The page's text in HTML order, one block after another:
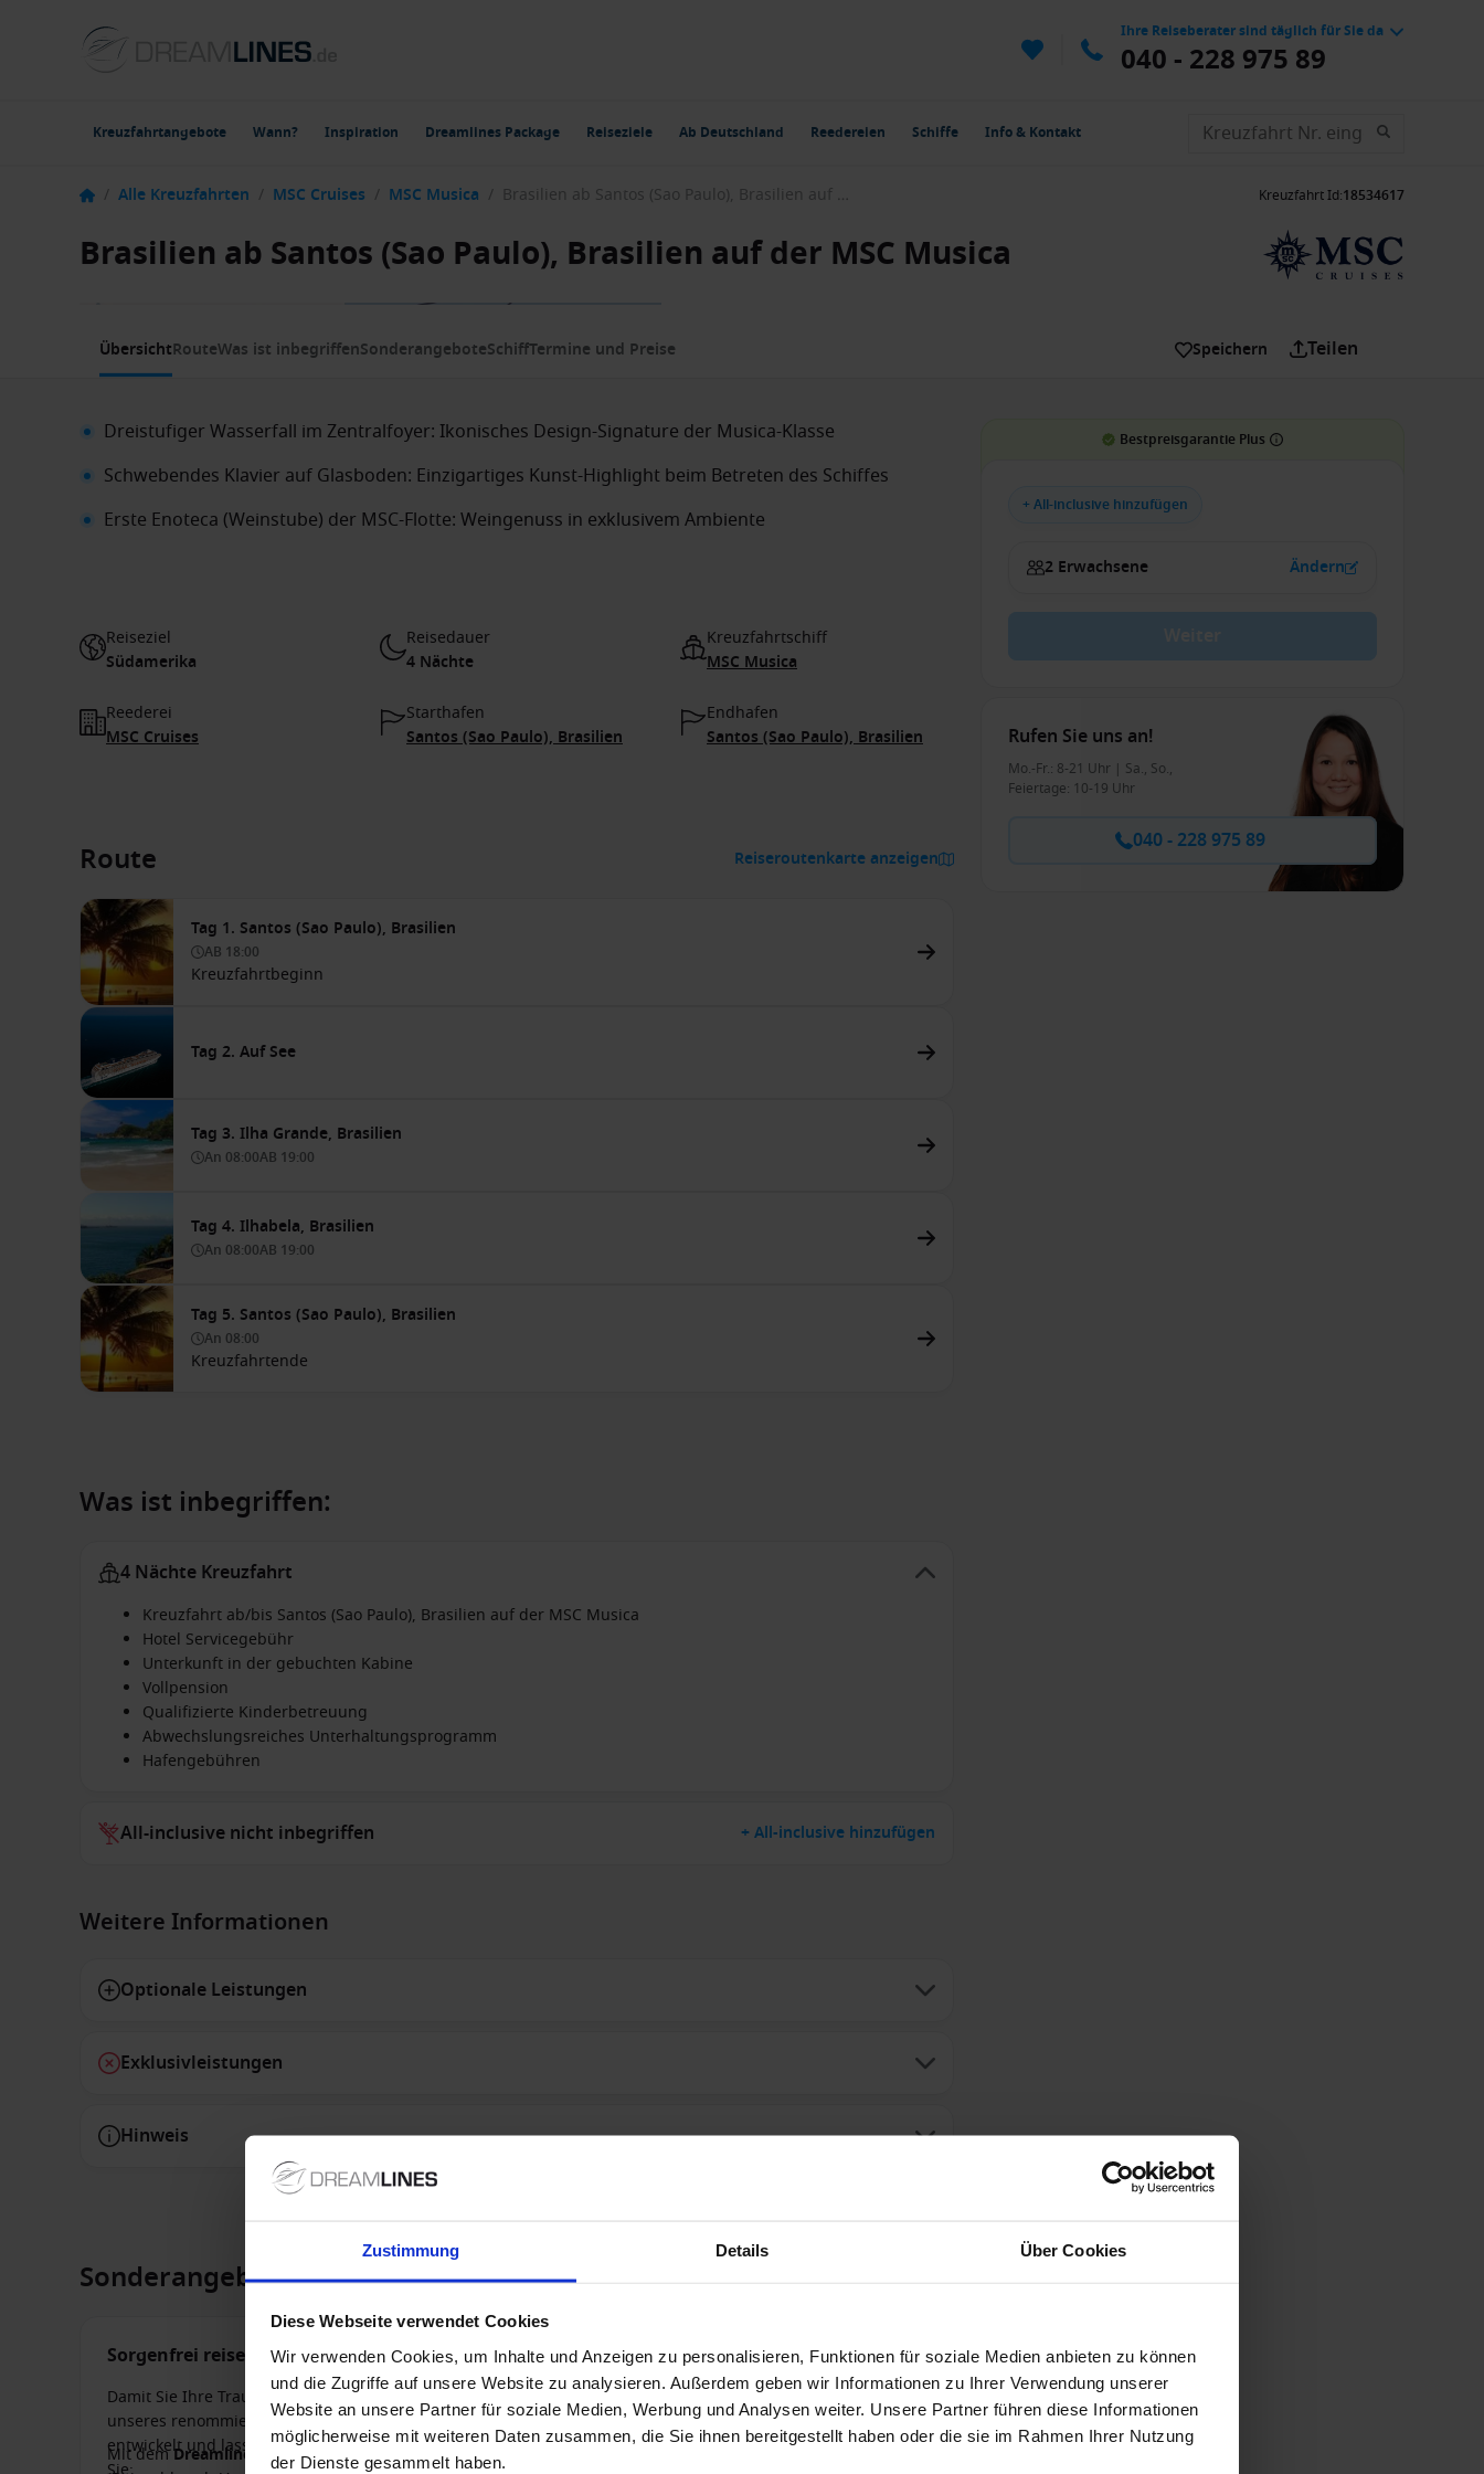
Zustimmung Details Über Cookies
Diese Webseite verwendet Cookies
Wir verwenden Cookies, um Inhalte und Anzeigen zu personalisieren, Funktionen für soziale Medien anbieten zu können
und die Zugriffe auf unsere Website zu analysieren. Außerdem geben wir Informationen zu Ihrer Verwendung unserer
Website an unsere Partner für soziale Medien, Werbung und Analysen weiter. Unsere Partner führen diese Informationen
möglicherweise mit weiteren Daten zusammen, die Sie ihnen bereitgestellt haben oder die sie im Rahmen Ihrer Nutzung
der Dienste gesammelt haben.
Ihre Reiseberater sind täglich für Sie da
040 - 228 975 89
Kreuzfahrtangebote Wann? Inspiration Dreamlines Package Reiseziele Ab Deutschland Reedereien Schiffe Info & Kontakt
/ Alle Kreuzfahrten / MSC Cruises / MSC Musica / Brasilien ab Santos (Sao Paulo), Brasilien auf der MSC Musica Kreuzfahrt Id:18534617
Brasilien ab Santos (Sao Paulo), Brasilien auf der MSC Musica
1 / 9
ÜbersichtRouteWas ist inbegriffenSonderangeboteSchiffTermine und Preise Speichern Teilen
Dreistufiger Wasserfall im Zentralfoyer: Ikonisches Design-Signature der Musica-Klasse
Schwebendes Klavier auf Glasboden: Einzigartiges Kunst-Highlight beim Betreten des Schiffes
Erste Enoteca (Weinstube) der MSC-Flotte: Weingenuss in exklusivem Ambiente
Reiseziel
Südamerika
Reisedauer
4 Nächte
Kreuzfahrtschiff
MSC Musica
Reederei
MSC Cruises
Starthafen
Santos (Sao Paulo), Brasilien
Endhafen
Santos (Sao Paulo), Brasilien
Route Reiseroutenkarte anzeigen
Tag 1. Santos (Sao Paulo), Brasilien
AB 18:00
Kreuzfahrtbeginn
Tag 2. Auf See
Tag 3. Ilha Grande, Brasilien
An 08:00AB 19:00
Tag 4. Ilhabela, Brasilien
An 08:00AB 19:00
Tag 5. Santos (Sao Paulo), Brasilien
An 08:00
Kreuzfahrtende
Was ist inbegriffen:
4 Nächte Kreuzfahrt
Kreuzfahrt ab/bis Santos (Sao Paulo), Brasilien auf der MSC Musica
Hotel Servicegebühr
Unterkunft in der gebuchten Kabine
Vollpension
Qualifizierte Kinderbetreuung
Abwechslungsreiches Unterhaltungsprogramm
Hafengebühren
All-inclusive nicht inbegriffen + All-inclusive hinzufügen
Weitere Informationen
Optionale Leistungen
Exklusivleistungen
Hinweis
Sonderangebote
Sorgenfrei reisen mit der HanseMerkur
Damit Sie Ihre Traumreise sorgenfrei genießen können, empfehlen wir Ihnen die Kreuzfahrt-Versicherung
unseres renommierten PartnersHanseMerkur. Die Reiseschutz-Produkte wurden speziell für Kreuzfahrten
entwickelt und lassen sich perfekt auf Ihre Bedürfnisse zuschneiden. Die besonderenDreamlines-Vorteile für
Mit demDreamlines Basisschutzerhalten Sie eine Reise-Rücktrittsversicherung und Urlaubsgarantie
Bestpreisgarantie Plus
+ All-inclusive hinzufügen
2 Erwachsene Ändern
Rufen Sie uns an!
Mo.-Fr.: 8-21 Uhr | Sa., So.,
Feiertage: 10-19 Uhr
040 - 228 975 89